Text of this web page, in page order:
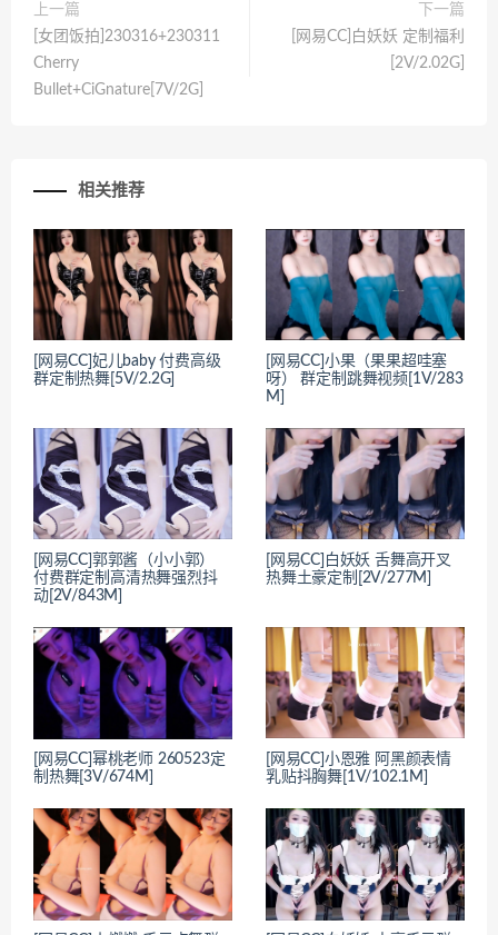
上一篇
[女团饭拍]230316+230311
Cherry
Bullet+CiGnature[7V/2G]
下一篇
[网易CC]白妖妖 定制福利
[2V/2.02G]
相关推荐
[网易CC]妃儿baby 付费高级
群定制热舞[5V/2.2G]
[网易CC]小果（果果超哇塞
呀） 群定制跳舞视频[1V/283
M]
[网易CC]郭郭酱（小小郭）
付费群定制高清热舞强烈抖
动[2V/843M]
[网易CC]白妖妖 舌舞高开叉
热舞土豪定制[2V/277M]
[网易CC]幂桃老师 260523定
制热舞[3V/674M]
[网易CC]小恩雅 阿黑颜表情
乳贴抖胸舞[1V/102.1M]